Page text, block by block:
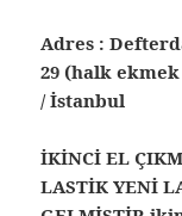
Adres :
29 (halk
/ İstanbul
İKİNCİ EL
LASTİK YENİ